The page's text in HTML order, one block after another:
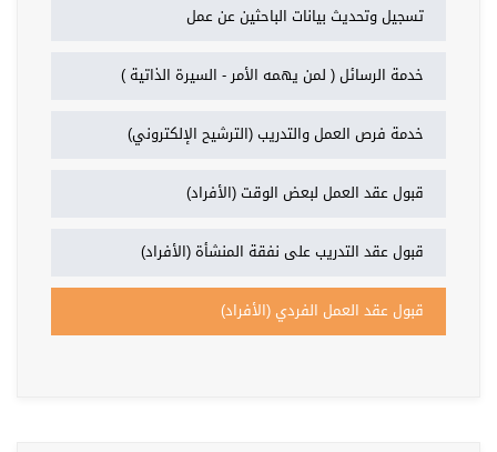
تسجيل وتحديث بيانات الباحثين عن عمل
خدمة الرسائل ( لمن يهمه الأمر - السيرة الذاتية )
خدمة فرص العمل والتدريب (الترشيح الإلكتروني)
قبول عقد العمل لبعض الوقت (الأفراد)
قبول عقد التدريب على نفقة المنشأة (الأفراد)
قبول عقد العمل الفردي (الأفراد)